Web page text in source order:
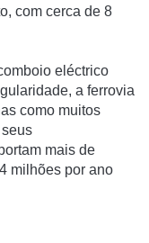
com cerca de 8
eléctrico
a ferrovia
como muitos
mais de
milhões por ano